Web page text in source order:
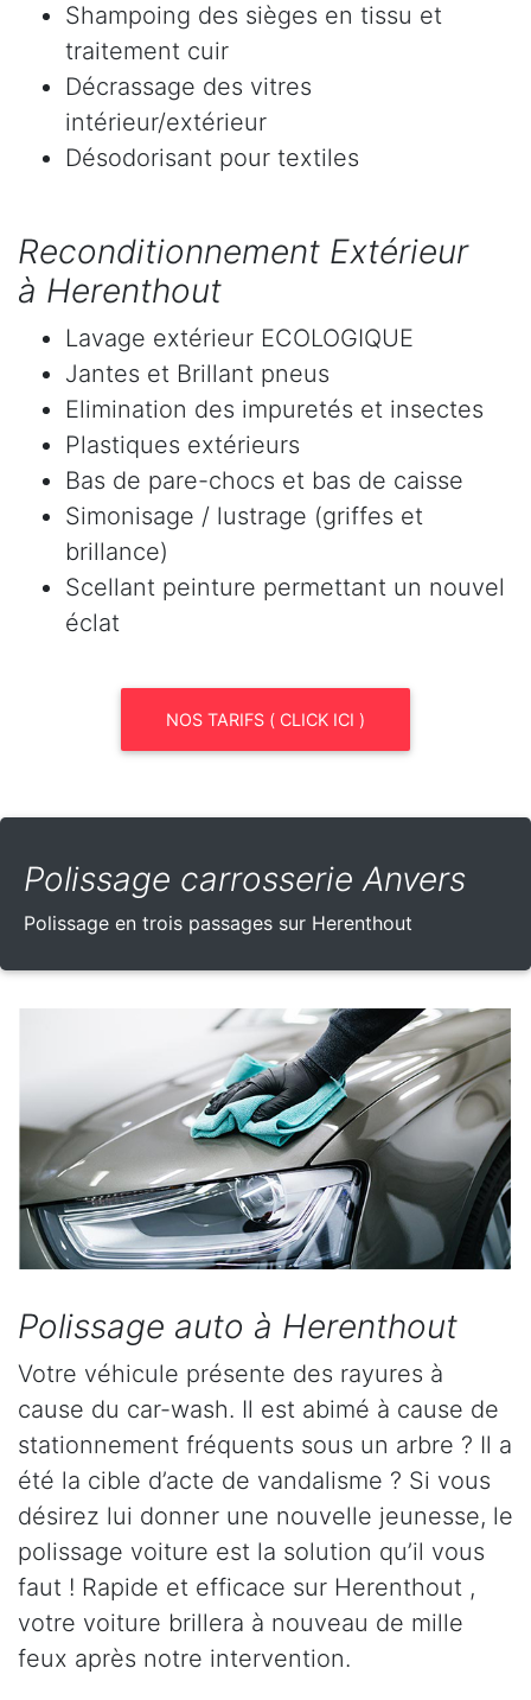
Shampoing des sièges en tissu et
traitement cuir
Décrassage des vitres
intérieur/extérieur
Désodorisant pour textiles
Reconditionnement Extérieur
à Herenthout
Lavage extérieur ECOLOGIQUE
Jantes et Brillant pneus
Elimination des impuretés et insectes
Plastiques extérieurs
Bas de pare-chocs et bas de caisse
Simonisage / lustrage (griffes et
brillance)
Scellant peinture permettant un nouvel
éclat
NOS TARIFS ( CLICK ICI )
Polissage carrosserie Anvers
Polissage en trois passages sur Herenthout
Polissage auto à Herenthout
Votre véhicule présente des rayures à
cause du car-wash. Il est abimé à cause de
stationnement fréquents sous un arbre ? Il a
été la cible d’acte de vandalisme ? Si vous
désirez lui donner une nouvelle jeunesse, le
polissage voiture est la solution qu’il vous
faut ! Rapide et efficace sur Herenthout ,
votre voiture brillera à nouveau de mille
feux après notre intervention.